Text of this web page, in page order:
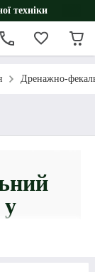
техніки
Дренажно-
у